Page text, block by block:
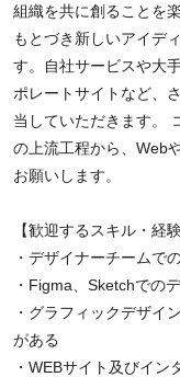
組織を共に創ることを
もとづき新しいアイデ
す。自社サービスや大
ポレートサイトなど、
当していただきます。
の上流工程から、Web
お願いします。
【歓迎するスキル・経験
・デザイナーチームで
・Figma、Sketchでの
・グラフィックデザイ
がある
・WEBサイト及びイ